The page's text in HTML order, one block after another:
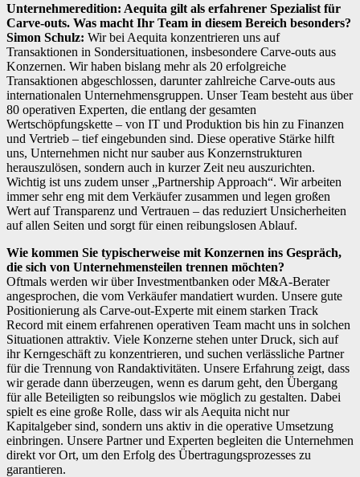
Unternehmeredition: Aequita gilt als erfahrener Spezialist für
Carve-outs. Was macht Ihr Team in diesem Bereich besonders?
Simon Schulz: Wir bei Aequita konzentrieren uns auf
Transaktionen in Sondersituationen, insbesondere Carve-outs aus
Konzernen. Wir haben bislang mehr als 20 erfolgreiche
Transaktionen abgeschlossen, darunter zahlreiche Carve-outs aus
internationalen Unternehmensgruppen. Unser Team besteht aus über
80 operativen Experten, die entlang der gesamten
Wertschöpfungskette – von IT und Produktion bis hin zu Finanzen
und Vertrieb – tief eingebunden sind. Diese operative Stärke hilft
uns, Unternehmen nicht nur sauber aus Konzernstrukturen
herauszulösen, sondern auch in kurzer Zeit neu auszurichten.
Wichtig ist uns zudem unser „Partnership Approach“. Wir arbeiten
immer sehr eng mit dem Verkäufer zusammen und legen großen
Wert auf Transparenz und Vertrauen – das reduziert Unsicherheiten
auf allen Seiten und sorgt für einen reibungslosen Ablauf.
Wie kommen Sie typischerweise mit Konzernen ins Gespräch,
die sich von Unternehmensteilen trennen möchten?
Oftmals werden wir über Investmentbanken oder M&A-Berater
angesprochen, die vom Verkäufer mandatiert wurden. Unsere gute
Positionierung als Carve-out-Experte mit einem starken Track
Record mit einem erfahrenen operativen Team macht uns in solchen
Situationen attraktiv. Viele Konzerne stehen unter Druck, sich auf
ihr Kerngeschäft zu konzentrieren, und suchen verlässliche Partner
für die Trennung von Randaktivitäten. Unsere Erfahrung zeigt, dass
wir gerade dann überzeugen, wenn es darum geht, den Übergang
für alle Beteiligten so reibungslos wie möglich zu gestalten. Dabei
spielt es eine große Rolle, dass wir als Aequita nicht nur
Kapitalgeber sind, sondern uns aktiv in die operative Umsetzung
einbringen. Unsere Partner und Experten begleiten die Unternehmen
direkt vor Ort, um den Erfolg des Übertragungsprozesses zu
garantieren.